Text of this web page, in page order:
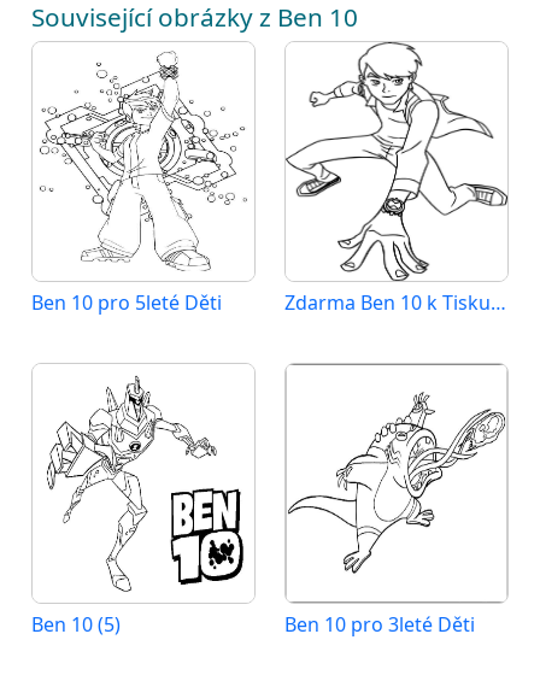
Související obrázky z Ben 10
Ben 10 pro 5leté Děti Zdarma Ben 10 k Tisku pro Děti
Ben 10 (5) Ben 10 pro 3leté Děti